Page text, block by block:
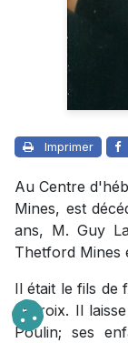
Imprimer
Au Centre
Mines, est
ans, M. Guy
Thetford Mines
Il était le fils de
Lacroix. Il
Poulin; ses